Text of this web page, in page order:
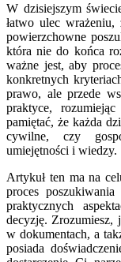
W dzisiejszym
łatwo ulec wrażeniu,
powierzchowne
która nie do końca
ważne jest, aby
konkretnych
prawo, ale przede
praktyce,
pamiętać, że każda
cywilne, czy
umiejętności i wiedzy.
Artykuł ten ma na
proces
praktycznych
decyzję. Zrozumiesz,
w dokumentach, a
posiada